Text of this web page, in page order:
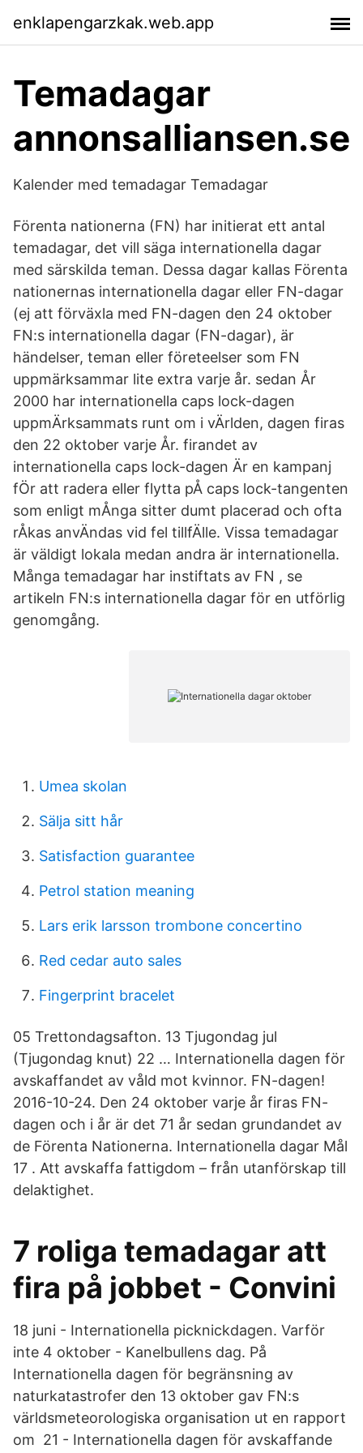
enklapengarzkak.web.app
Temadagar
annonsalliansen.se
Kalender med temadagar Temadagar
Förenta nationerna (FN) har initierat ett antal
temadagar, det vill säga internationella dagar
med särskilda teman. Dessa dagar kallas Förenta
nationernas internationella dagar eller FN-dagar
(ej att förväxla med FN-dagen den 24 oktober
FN:s internationella dagar (FN-dagar), är
händelser, teman eller företeelser som FN
uppmärksammar lite extra varje år. sedan År
2000 har internationella caps lock-dagen
uppmÄrksammats runt om i vÄrlden, dagen firas
den 22 oktober varje År. firandet av
internationella caps lock-dagen Är en kampanj
fÖr att radera eller flytta pÅ caps lock-tangenten
som enligt mÅnga sitter dumt placerad och ofta
rÅkas anvÄndas vid fel tillfÄlle. Vissa temadagar
är väldigt lokala medan andra är internationella.
Många temadagar har instiftats av FN , se
artikeln FN:s internationella dagar för en utförlig
genomgång.
Umea skolan
Sälja sitt hår
Satisfaction guarantee
Petrol station meaning
Lars erik larsson trombone concertino
Red cedar auto sales
Fingerprint bracelet
05 Trettondagsafton. 13 Tjugondag jul
(Tjugondag knut) 22 … Internationella dagen för
avskaffandet av våld mot kvinnor. FN-dagen!
2016-10-24. Den 24 oktober varje år firas FN-
dagen och i år är det 71 år sedan grundandet av
de Förenta Nationerna. Internationella dagar Mål
17 . Att avskaffa fattigdom – från utanförskap till
delaktighet.
7 roliga temadagar att
fira på jobbet - Convini
18 juni - Internationella picknickdagen. Varför
inte 4 oktober - Kanelbullens dag. På
Internationella dagen för begränsning av
naturkatastrofer den 13 oktober gav FN:s
världsmeteorologiska organisation ut en rapport
om 21 - Internationella dagen för avskaffande